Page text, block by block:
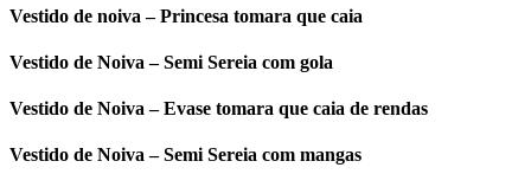
Vestido de noiva – Princesa tomara que caia
Vestido de Noiva – Semi Sereia com gola
Vestido de Noiva – Evase tomara que caia de rendas
Vestido de Noiva – Semi Sereia com mangas